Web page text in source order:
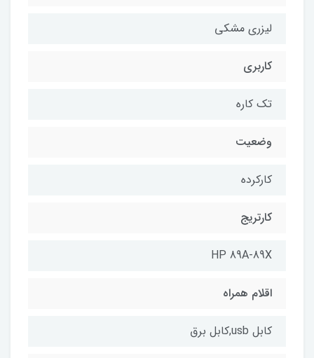
لیزری مشکی
کاربری
تک کاره
وضعیت
کارکرده
کارتریج
HP 89A-89X
اقلام همراه
کابل usb,کابل برق